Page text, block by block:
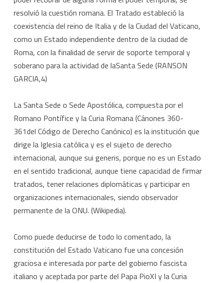
resolvió la cuestión romana. El Tratado estableció la
coexistencia del reino de Italia y de la Ciudad del Vaticano,
como un Estado independiente dentro de la ciudad de
Roma, con la finalidad de servir de soporte temporal y
soberano para la actividad de laSanta Sede (RANSON
GARCIA,4)
La Santa Sede o Sede Apostólica, compuesta por el
Romano Pontífice y la Curia Romana (Cánones 360-
361del Código de Derecho Canónico) es la institución que
dirige la Iglesia católica y es el sujeto de derecho
internacional, aunque sui generis, porque no es un Estado
en el sentido tradicional, aunque tiene capacidad de firmar
tratados, tener relaciones diplomáticas y participar en
organizaciones internacionales, siendo observador
permanente de la ONU. (Wikipedia).
Como puede deducirse de todo lo comentado, la
constitución del Estado Vaticano fue una concesión
graciosa e interesada por parte del gobierno fascista
italiano y aceptada por parte del Papa PioXI y la Curia